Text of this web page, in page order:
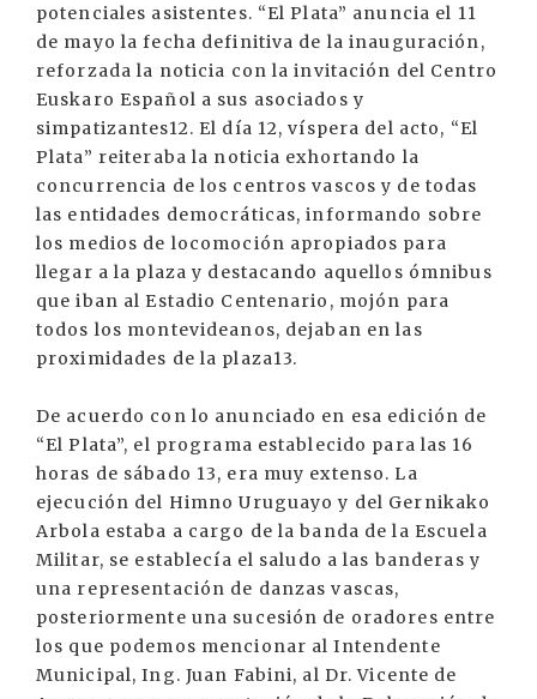
potenciales asistentes. “El Plata” anuncia el 11
de mayo la fecha definitiva de la inauguración,
reforzada la noticia con la invitación del Centro
Euskaro Español a sus asociados y
simpatizantes12. El día 12, víspera del acto, “El
Plata” reiteraba la noticia exhortando la
concurrencia de los centros vascos y de todas
las entidades democráticas, informando sobre
los medios de locomoción apropiados para
llegar a la plaza y destacando aquellos ómnibus
que iban al Estadio Centenario, mojón para
todos los montevideanos, dejaban en las
proximidades de la plaza13.
De acuerdo con lo anunciado en esa edición de
“El Plata”, el programa establecido para las 16
horas de sábado 13, era muy extenso. La
ejecución del Himno Uruguayo y del Gernikako
Arbola estaba a cargo de la banda de la Escuela
Militar, se establecía el saludo a las banderas y
una representación de danzas vascas,
posteriormente una sucesión de oradores entre
los que podemos mencionar al Intendente
Municipal, Ing. Juan Fabini, al Dr. Vicente de